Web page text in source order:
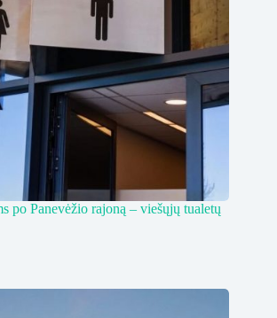
po Panevėžio rajoną – viešųjų tualetų